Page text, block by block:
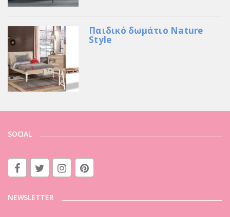
Παιδικό δωμάτιο Nature
Style
SOCIAL
NEWSLETTER